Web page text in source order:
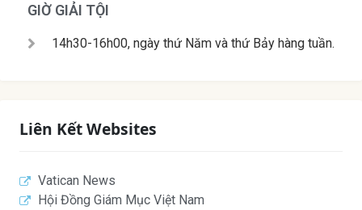
GIỜ GIẢI TỘI
14h30-16h00, ngày thứ Năm và thứ Bảy hàng tuần.
Liên Kết Websites
Vatican News
Hội Đồng Giám Mục Việt Nam